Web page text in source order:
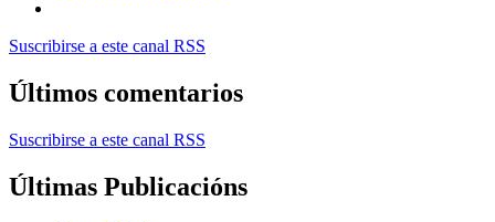
Suscribirse a este canal RSS
Últimos comentarios
Suscribirse a este canal RSS
Últimas Publicacións